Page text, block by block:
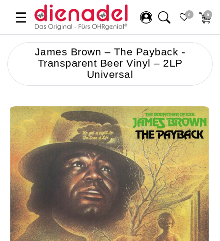
☰ 0 0
James Brown – The Payback -
Transparent Beer Vinyl – 2LP
Universal